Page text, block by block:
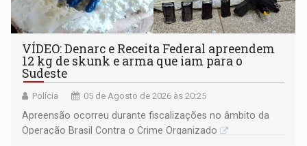
VÍDEO: Denarc e Receita Federal apreendem
12 kg de skunk e arma que iam para o
Sudeste
Polícia 05 de Agosto de 2026 às 20:25
Apreensão ocorreu durante fiscalizações no âmbito da
Operação Brasil Contra o Crime Organizado